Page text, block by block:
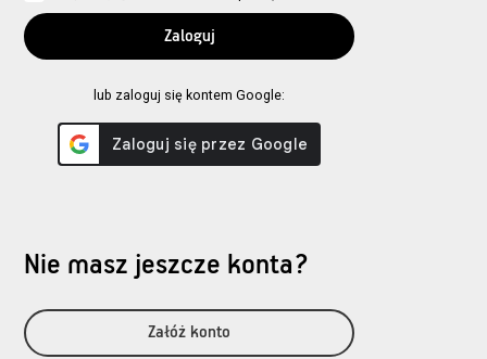
lub zaloguj się kontem Google:
Nie masz jeszcze konta?
Załóż konto